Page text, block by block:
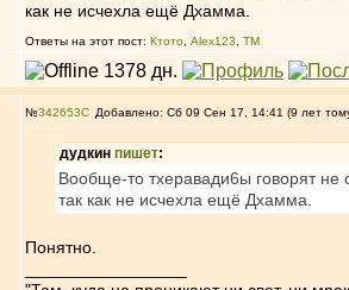
как не исчехла ещё Дхамма.
Ответы на этот пост: Ктото Alex123 ТМ
№342653 Добавлено: Сб 09 Сен 17, 14:41 (9 лет
дудкин пишет:
Вообще-то тхеравади6ы говорят
так как не исчехла ещё Дхамма.
Понятно.